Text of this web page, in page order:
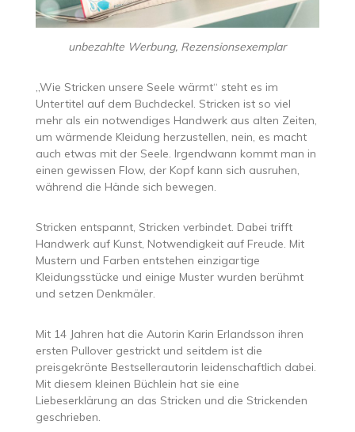
unbezahlte Werbung, Rezensionsexemplar
„Wie Stricken unsere Seele wärmt“ steht es im
Untertitel auf dem Buchdeckel. Stricken ist so viel
mehr als ein notwendiges Handwerk aus alten Zeiten,
um wärmende Kleidung herzustellen, nein, es macht
auch etwas mit der Seele. Irgendwann kommt man in
einen gewissen Flow, der Kopf kann sich ausruhen,
während die Hände sich bewegen.
Stricken entspannt, Stricken verbindet. Dabei trifft
Handwerk auf Kunst, Notwendigkeit auf Freude. Mit
Mustern und Farben entstehen einzigartige
Kleidungsstücke und einige Muster wurden berühmt
und setzen Denkmäler.
Mit 14 Jahren hat die Autorin Karin Erlandsson ihren
ersten Pullover gestrickt und seitdem ist die
preisgekrönte Bestsellerautorin leidenschaftlich dabei.
Mit diesem kleinen Büchlein hat sie eine
Liebeserklärung an das Stricken und die Strickenden
geschrieben.